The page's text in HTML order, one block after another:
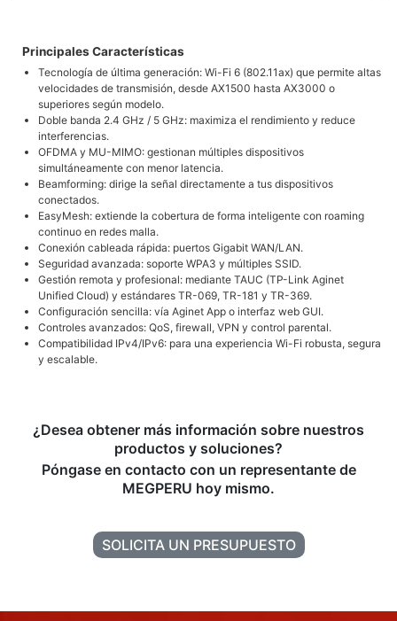
Principales Características
Tecnología de última generación: Wi-Fi 6 (802.11ax) que permite altas
velocidades de transmisión, desde AX1500 hasta AX3000 o
superiores según modelo.
Doble banda 2.4 GHz / 5 GHz: maximiza el rendimiento y reduce
interferencias.
OFDMA y MU-MIMO: gestionan múltiples dispositivos
simultáneamente con menor latencia.
Beamforming: dirige la señal directamente a tus dispositivos
conectados.
EasyMesh: extiende la cobertura de forma inteligente con roaming
continuo en redes malla.
Conexión cableada rápida: puertos Gigabit WAN/LAN.
Seguridad avanzada: soporte WPA3 y múltiples SSID.
Gestión remota y profesional: mediante TAUC (TP-Link Aginet
Unified Cloud) y estándares TR-069, TR-181 y TR-369.
Configuración sencilla: vía Aginet App o interfaz web GUI.
Controles avanzados: QoS, firewall, VPN y control parental.
Compatibilidad IPv4/IPv6: para una experiencia Wi-Fi robusta, segura
y escalable.
¿Desea obtener más información sobre nuestros
productos y soluciones?
Póngase en contacto con un representante de
MEGPERU hoy mismo.
SOLICITA UN PRESUPUESTO